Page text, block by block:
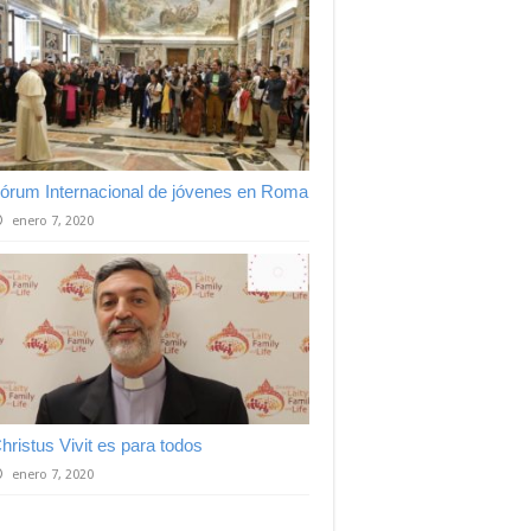
Internacional de jóvenes en Roma
enero 7, 2020
Vivit es para todos
enero 7, 2020